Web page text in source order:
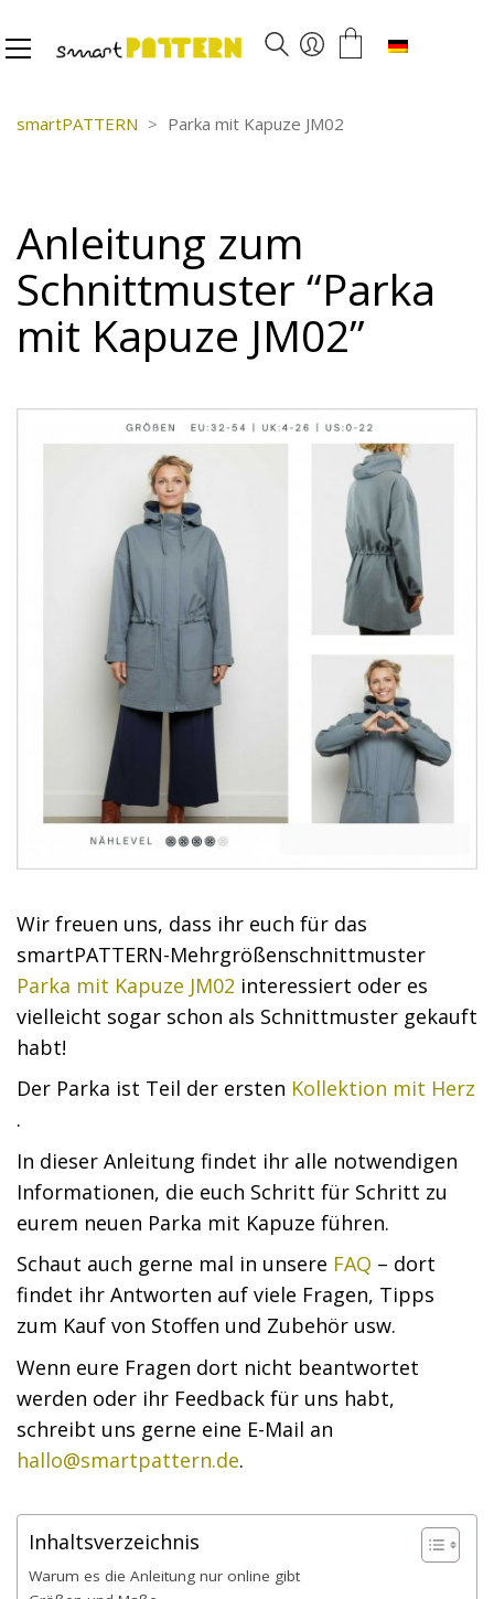
smartPATTERN > Parka mit Kapuze JM02
Anleitung zum
Schnittmuster “Parka
mit Kapuze JM02”
Wir freuen uns, dass ihr euch für das
smartPATTERN-Mehrgrößenschnittmuster
Parka mit Kapuze JM02 interessiert oder es
vielleicht sogar schon als Schnittmuster gekauft
habt!
Der Parka ist Teil der ersten Kollektion mit Herz
.
In dieser Anleitung findet ihr alle notwendigen
Informationen, die euch Schritt für Schritt zu
eurem neuen Parka mit Kapuze führen.
Schaut auch gerne mal in unsere FAQ – dort
findet ihr Antworten auf viele Fragen, Tipps
zum Kauf von Stoffen und Zubehör usw.
Wenn eure Fragen dort nicht beantwortet
werden oder ihr Feedback für uns habt,
schreibt uns gerne eine E-Mail an
hallo@smartpattern.de.
Inhaltsverzeichnis
Warum es die Anleitung nur online gibt